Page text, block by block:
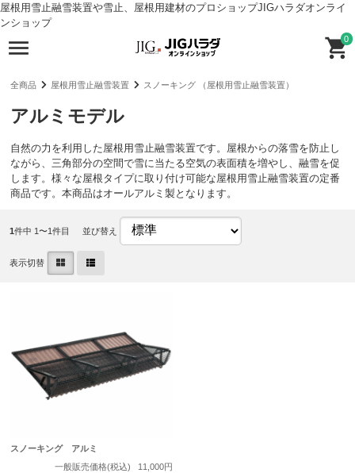
屋根用雪止融雪装置や雪止、屋根用建材のプロショップJIGハラダオンライ
ンショップ
0
全商品 屋根用雪止融雪装置 スノーキング （屋根用雪止融雪装置）
アルミモデル
自然の力を利用した屋根用雪止融雪装置です。屋根からの落雪を防止し
ながら、三角部分の空間で雪に当たる空気の表面積を増やし、融雪を促
します。様々な屋根タイプに取り付け可能な屋根用雪止融雪装置の定番
商品です。本商品はオールアルミ製となります。
1件中 1〜1件目 並び替え
表示切替
スノーキング アルミ
一般販売価格(税込)
11,000円